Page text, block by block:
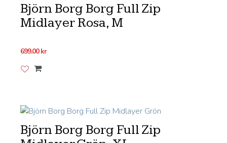
Björn Borg Borg Full Zip
Midlayer Rosa, M
699.00kr
Björn Borg Borg Full Zip